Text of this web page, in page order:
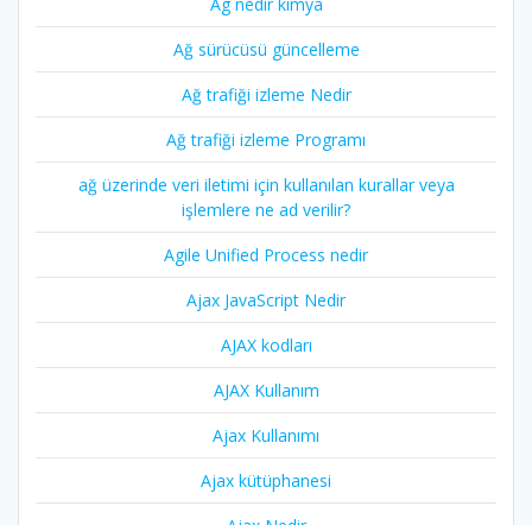
Ağ sürücüsü güncelleme
Ağ trafiği izleme Nedir
Ağ trafiği izleme Programı
ağ üzerinde veri iletimi için kullanılan kurallar veya
işlemlere ne ad verilir?
Agile Unified Process nedir
Ajax JavaScript Nedir
AJAX kodları
AJAX Kullanım
Ajax Kullanımı
Ajax kütüphanesi